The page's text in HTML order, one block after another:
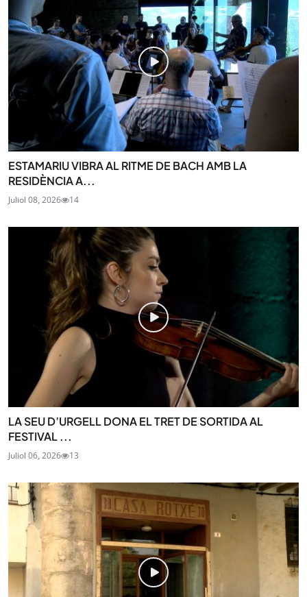
ESTAMARIU VIBRA AL RITME DE BACH AMB LA
RESIDÈNCIA A...
Juliol 08, 2026 14
LA SEU D’URGELL DONA EL TRET DE SORTIDA AL
FESTIVAL ...
Juliol 06, 2026 13